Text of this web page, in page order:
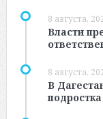
8 августа,
Власти
8 августа,
В
подростка